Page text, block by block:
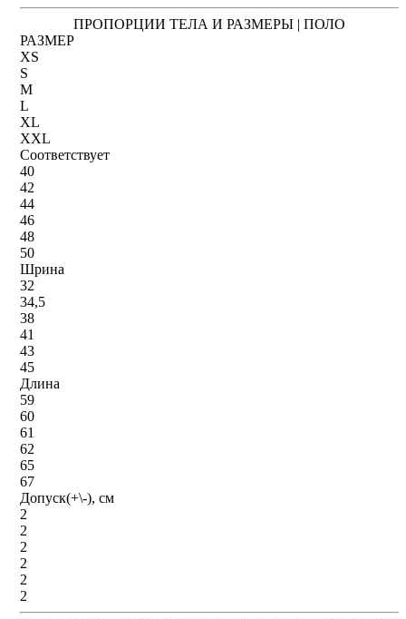
ПРОПОРЦИИ ТЕЛА И РАЗМЕРЫ | ПОЛО
РАЗМЕР
XS
S
M
L
XL
XXL
Соответствует
40
42
44
46
48
50
Шрина
32
34,5
38
41
43
45
Длина
59
60
61
62
65
67
Допуск(+\-), см
2
2
2
2
2
2